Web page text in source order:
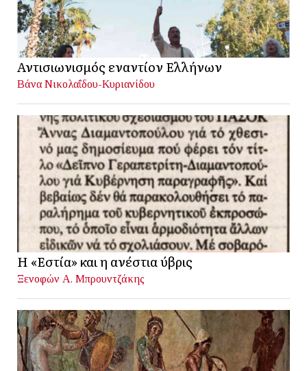
Αντισιωνισμός εναντίον Ελλήνων
Βάνα Νικολαΐδου-Κυριανίδου
Η «Εστία» και η ανέστια ύβρις
Ξενοφών Α. Μπρουντζάκης